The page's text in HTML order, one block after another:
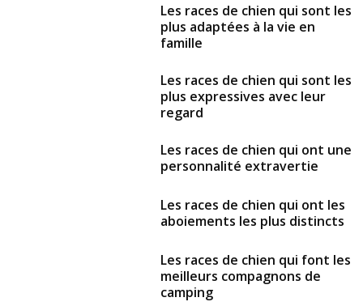
Les races de chien qui sont les
plus adaptées à la vie en
famille
Les races de chien qui sont les
plus expressives avec leur
regard
Les races de chien qui ont une
personnalité extravertie
Les races de chien qui ont les
aboiements les plus distincts
Les races de chien qui font les
meilleurs compagnons de
camping